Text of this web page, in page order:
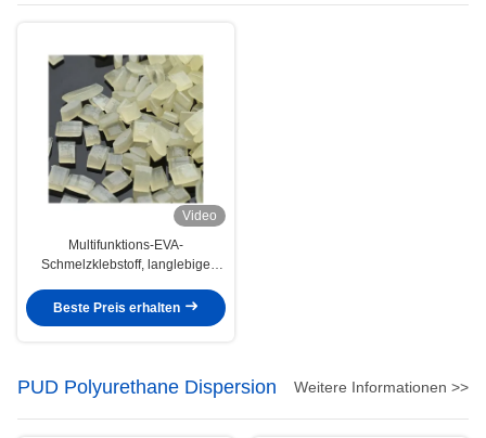
Video
Multifunktions-EVA-
Schmelzklebstoff, langlebige
Kantenversiegelung von
Beste Preis erhalten
PUD Polyurethane Dispersion Weitere Informationen >>